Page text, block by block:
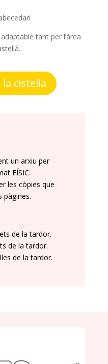
tant per l’àrea
cistella
un arxiu per
FÍSIC.
les còpies que
pàgines.
de la tardor.
de la tardor.
de la tardor.